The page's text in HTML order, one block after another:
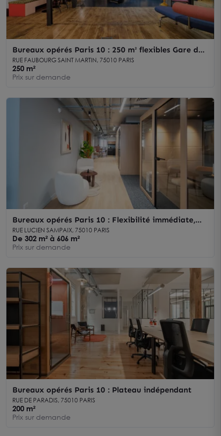
Bureaux opérés Paris 10 : 250 m² flexibles Gare de
l'Est
RUE FAUBOURG SAINT MARTIN, 75010 PARIS
250 m²
Prix sur demande
Bureaux opérés Paris 10 : Flexibilité immédiate,
hyperaccessibilité
RUE LUCIEN SAMPAIX, 75010 PARIS
De 302 m² à 606 m²
Prix sur demande
Bureaux opérés Paris 10 : Plateau indépendant
RUE DE PARADIS, 75010 PARIS
200 m²
Prix sur demande